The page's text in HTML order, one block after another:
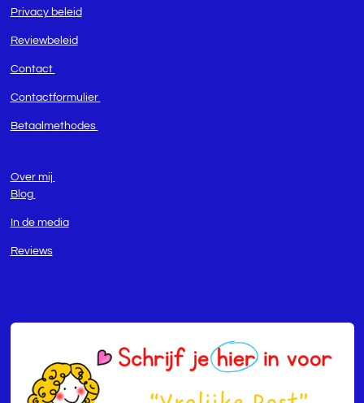
Privacy beleid
Reviewbeleid
Contact
Contactformulier
Betaalmethodes
Over mij
Blog
In de media
Reviews